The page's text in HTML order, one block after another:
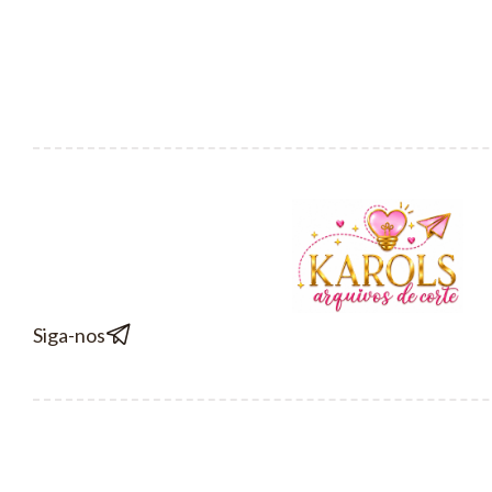
Siga-nos